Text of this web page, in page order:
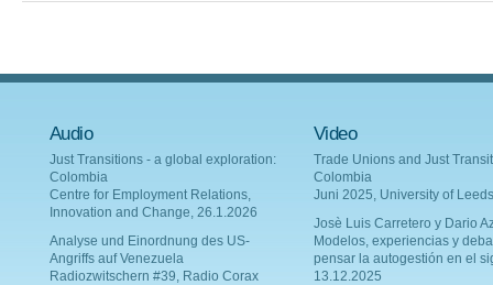
Audio
Just Transitions - a global exploration:
Colombia
Centre for Employment Relations,
Innovation and Change, 26.1.2026
Analyse und Einordnung des US-
Angriffs auf Venezuela
Radiozwitschern #39, Radio Corax
Video
Trade Unions and Just
Colombia
Juni 2025, University of Leeds
Josè Luis Carretero y Dario
Modelos, experiencias y
pensar la autogestión en el
13.12.2025